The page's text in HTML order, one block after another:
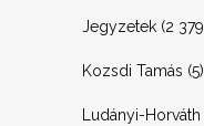
Jegyzetek (2
Kozsdi Tamás (5)
Ludányi-